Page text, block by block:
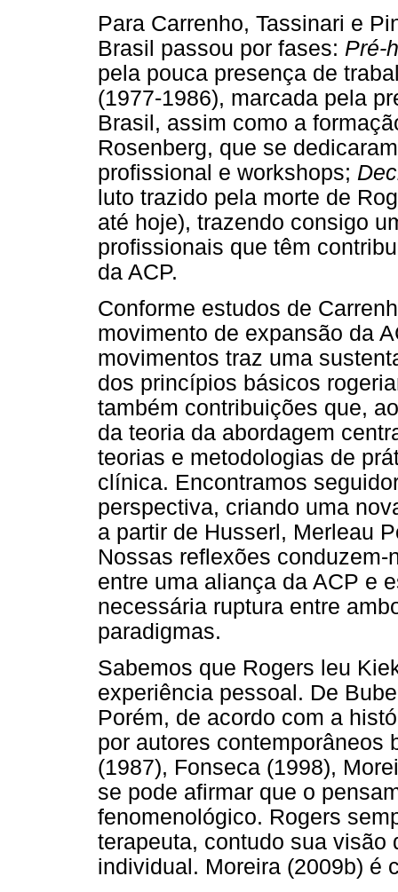
Para Carrenho, Tassinari e
Brasil passou por fases: Pré-
pela pouca presença de
(1977-1986), marcada pela
Brasil, assim como a
Rosenberg, que se
profissional e workshops;
luto trazido pela morte de
até hoje), trazendo consigo
profissionais que têm
da ACP.
Conforme estudos de
movimento de expansão da
movimentos traz uma
dos princípios básicos
também contribuições que,
da teoria da abordagem
teorias e metodologias de
clínica. Encontramos
perspectiva, criando uma
a partir de Husserl, Merleau
Nossas reflexões
entre uma aliança da ACP e
necessária ruptura entre
paradigmas.
Sabemos que Rogers leu
experiência pessoal. De
Porém, de acordo com a
por autores contemporâneos
(1987), Fonseca (1998),
se pode afirmar que o
fenomenológico. Rogers
terapeuta, contudo sua visão
individual. Moreira (2009b) é